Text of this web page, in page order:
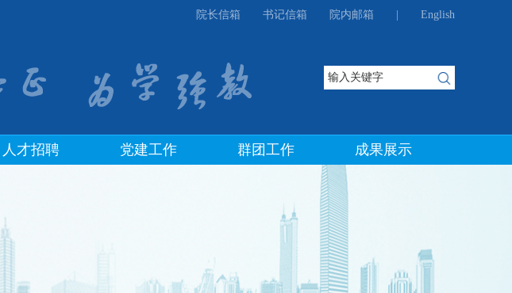
院长信箱 书记信箱 院内邮箱 English
人才招聘 党建工作 群团工作 成果展示